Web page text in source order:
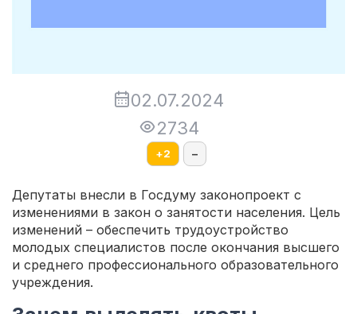
02.07.2024
2734
+2 –
Депутаты внесли в Госдуму законопроект с
изменениями в закон о занятости населения. Цель
изменений – обеспечить трудоустройство
молодых специалистов после окончания высшего
и среднего профессионального образовательного
учреждения.